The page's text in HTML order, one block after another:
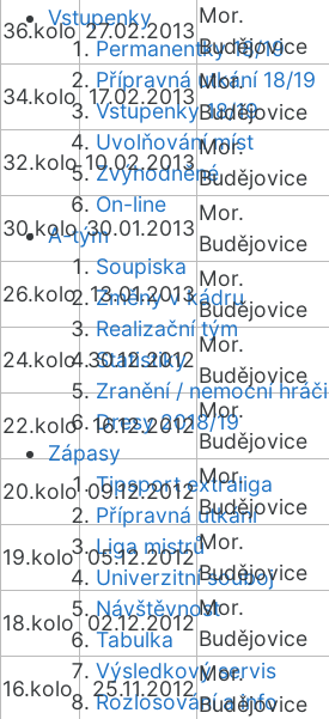
Vstupenky
Permanentky 18/19
Přípravná utkání 18/19
Vstupenky 18/19
Uvolňování míst
Zvýhodněné
On-line
A-tým
Soupiska
Změny v kádru
Realizační tým
Statistiky
Zranění / nemocní hráči
Dresy 2018/19
Zápasy
Tipsport extraliga
Přípravná utkání
Liga mistrů
Univerzitní souboj
Návštěvnost
Tabulka
Výsledkový servis
Rozlosování a info
36.kolo 27.02.2013
Mor.
Budějovice
34.kolo 17.02.2013
Mor.
Budějovice
32.kolo 10.02.2013
Mor.
Budějovice
30.kolo 30.01.2013
Mor.
Budějovice
26.kolo 13.01.2013
Mor.
Budějovice
24.kolo 30.12.2012
Mor.
Budějovice
22.kolo 16.12.2012
Mor.
Budějovice
20.kolo 09.12.2012
Mor.
Budějovice
19.kolo 05.12.2012
Mor.
Budějovice
18.kolo 02.12.2012
Mor.
Budějovice
16.kolo 25.11.2012
Mor.
Budějovice